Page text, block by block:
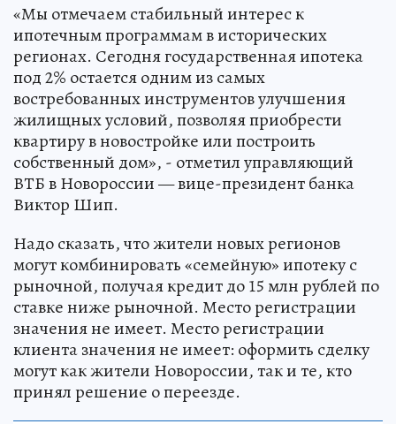
«Мы отмечаем стабильный интерес к
ипотечным программам в исторических
регионах. Сегодня государственная ипотека
под 2% остается одним из самых
востребованных инструментов улучшения
жилищных условий, позволяя приобрести
квартиру в новостройке или построить
собственный дом», - отметил управляющий
ВТБ в Новороссии — вице-президент банка
Виктор Шип.
Надо сказать, что жители новых регионов
могут комбинировать «семейную» ипотеку с
рыночной, получая кредит до 15 млн рублей по
ставке ниже рыночной. Место регистрации
значения не имеет. Место регистрации
клиента значения не имеет: оформить сделку
могут как жители Новороссии, так и те, кто
принял решение о переезде.